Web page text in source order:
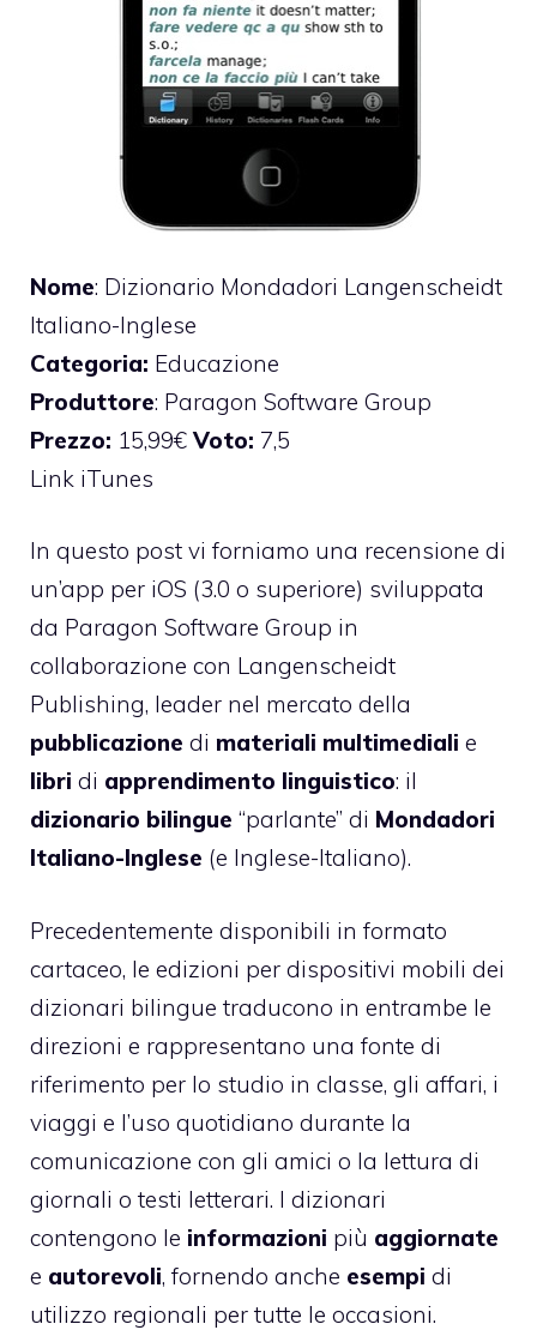
Nome: Dizionario Mondadori Langenscheidt
Italiano-Inglese
Categoria: Educazione
Produttore: Paragon Software Group
Prezzo: 15,99€Voto: 7,5
Link iTunes
In questo post vi forniamo una recensione di
un’app per iOS (3.0 o superiore) sviluppata
da Paragon Software Group in
collaborazione con Langenscheidt
Publishing, leader nel mercato della
pubblicazione di materiali multimediali e
libri di apprendimento linguistico: il
dizionario bilingue “parlante” di Mondadori
Italiano-Inglese (e Inglese-Italiano).
Precedentemente disponibili in formato
cartaceo, le edizioni per dispositivi mobili dei
dizionari bilingue traducono in entrambe le
direzioni e rappresentano una fonte di
riferimento per lo studio in classe, gli affari, i
viaggi e l’uso quotidiano durante la
comunicazione con gli amici o la lettura di
giornali o testi letterari. I dizionari
contengono le informazioni più aggiornate
e autorevoli, fornendo anche esempi di
utilizzo regionali per tutte le occasioni.